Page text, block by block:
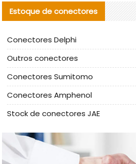
Estoque de conectores
Conectores Delphi
Outros conectores
Conectores Sumitomo
Conectores Amphenol
Stock de conectores JAE